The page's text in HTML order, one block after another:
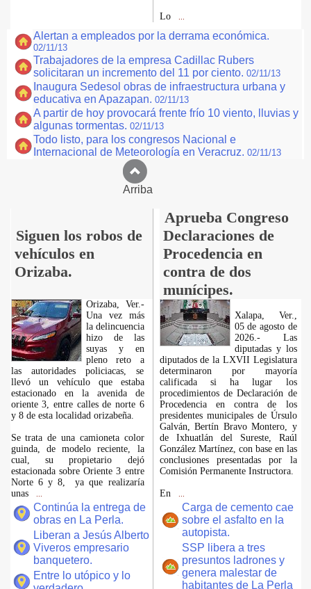
Lo
Alertan a empleados por la derrama económica.
02/11/13
Trabajadores de la empresa Cadillac Rubers
solicitaran un incremento del 11 por ciento. 02/11/13
Inaugura Sedesol obras de infraestructura urbana y
educativa en Apazapan. 02/11/13
A partir de hoy provocará frente frío 10 viento, lluvias y
algunas tormentas. 02/11/13
Todo listo, para los congresos Nacional e
Internacional de Meteorología en Veracruz. 02/11/13
Arriba
Siguen los robos de
vehículos en
Orizaba.
Aprueba Congreso
Declaraciones de
Procedencia en
contra de dos
munícipes.
Orizaba, Ver.-
Una vez más
la delincuencia
hizo de las
suyas y en
pleno reto a
las autoridades policiacas, se
llevó un vehículo que estaba
estacionado en la avenida de
oriente 3, entre calles de norte 6
y 8 de esta localidad orizabeña.
Se trata de una camioneta color
guinda, de modelo reciente, la
cual, su propietario dejó
estacionada sobre Oriente 3 entre
Norte 6 y 8, ya que realizaría
unas
Continúa la entrega de
obras en La Perla.
Liberan a Jesús Alberto
Viveros empresario
banquetero.
Entre lo utópico y lo
Xalapa, Ver.,
05 de agosto de
2026.- Las
diputadas y los
diputados de la LXVII Legislatura
determinaron por mayoría
calificada si ha lugar los
procedimientos de Declaración de
Procedencia en contra de los
presidentes municipales de Úrsulo
Galván, Bertín Bravo Montero, y
de Ixhuatlán del Sureste, Raúl
González Martínez, con base en las
conclusiones presentadas por la
Comisión Permanente Instructora.
En
Carga de cemento cae
sobre el asfalto en la
autopista.
SSP libera a tres
presuntos ladrones y
genera malestar de
habitantes de La Perla